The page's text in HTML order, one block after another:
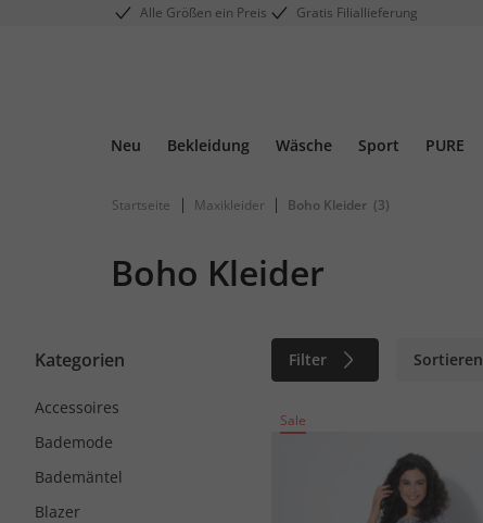
Alle Größen ein Preis Gratis Filiallieferung
Neu Bekleidung Wäsche Sport PURE
Startseite | Maxikleider | Boho Kleider (3)
Boho Kleider
Kategorien Filter Sortieren
Accessoires
Bademode
Bademäntel
Blazer
Sale